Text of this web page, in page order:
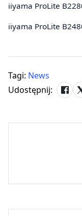
iiyama ProLite
iiyama ProLite
Tagi: News
Udostępnij: